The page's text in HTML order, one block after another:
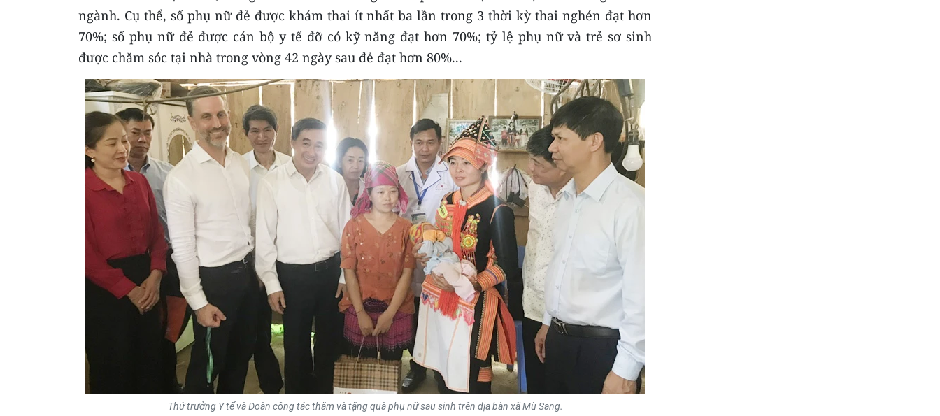
ngành. Cụ thể, số phụ nữ đẻ được khám thai ít nhất ba lần trong 3 thời kỳ thai nghén đạt hơn
70%; số phụ nữ đẻ được cán bộ y tế đỡ có kỹ năng đạt hơn 70%; tỷ lệ phụ nữ và trẻ sơ sinh
được chăm sóc tại nhà trong vòng 42 ngày sau đẻ đạt hơn 80%...
Thứ trưởng Y tế và Đoàn công tác thăm và tặng quà phụ nữ sau sinh trên địa bàn xã Mù Sang.